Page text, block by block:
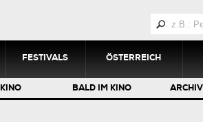
FESTIVALS ÖSTERREICH
BALD IM KINO ARCHIV